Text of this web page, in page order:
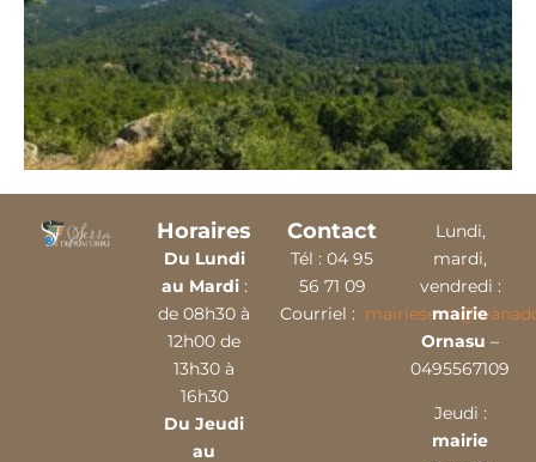
Horaires
Du Lundi
au Mardi:
de 08h30 à
12h00 de
13h30 à
16h30
Du Jeudi
au
Contact
Tél : 04 95
56 71 09
Courriel :
Lundi,
mardi,
vendredi :
mairie
Ornasu –
0495567109
Jeudi :
mairie